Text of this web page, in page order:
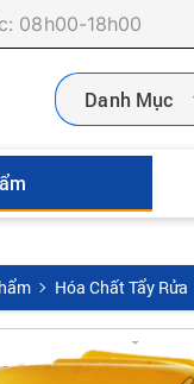
08h00-18h00
Hóa Chất Tẩy Rửa